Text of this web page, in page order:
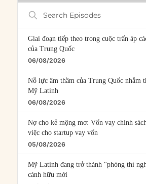
Search
Episodes
Giai đoạn tiếp theo trong cuộc trấn áp
của Trung Quốc
06/08/2026
Nỗ lực âm thầm của Trung Quốc nhằm
Mỹ Latinh
06/08/2026
Nợ cho kẻ mộng mơ: Vốn vay chính
việc cho startup vay vốn
05/08/2026
Mỹ Latinh đang trở thành “phòng thí
cánh hữu mới